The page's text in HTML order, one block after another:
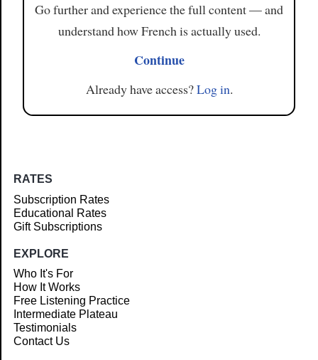
Go further and experience the full content — and
understand how French is actually used.
Continue
Already have access?Log in.
RATES
Subscription Rates
Educational Rates
Gift Subscriptions
EXPLORE
Who It's For
How It Works
Free Listening Practice
Intermediate Plateau
Testimonials
Contact Us